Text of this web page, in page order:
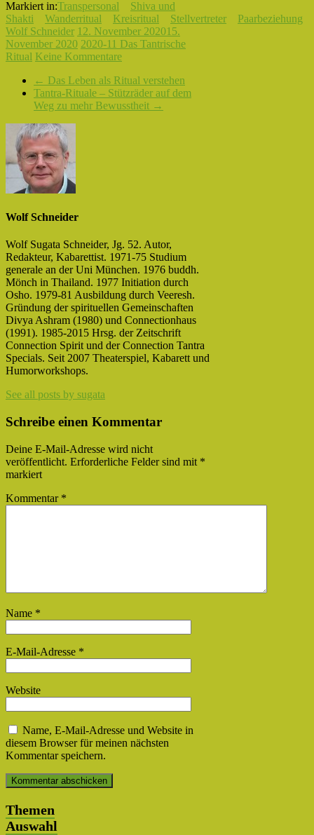
Markiert in:Transpersonal
Shiva und
Shakti
Wanderritual Kreisritual Stellvertreter
Paarbeziehung
Wolf Schneider 12. November 202015.
November 2020 2020-11 Das Tantrische
Ritual Keine Kommentare
← Das Leben als Ritual verstehen
Tantra-Rituale – Stützräder auf dem
Weg zu mehr Bewusstheit →
Wolf Schneider
Wolf Sugata Schneider, Jg. 52. Autor,
Redakteur, Kabarettist. 1971-75 Studium
generale an der Uni München. 1976 buddh.
Mönch in Thailand. 1977 Initiation durch
Osho. 1979-81 Ausbildung durch Veeresh.
Gründung der spirituellen Gemeinschaften
Divya Ashram (1980) und Connectionhaus
(1991). 1985-2015 Hrsg. der Zeitschrift
Connection Spirit und der Connection Tantra
Specials. Seit 2007 Theaterspiel, Kabarett und
Humorworkshops.
See all posts by sugata
Schreibe einen Kommentar
Deine E-Mail-Adresse wird nicht
veröffentlicht. Erforderliche Felder sind mit *
markiert
Kommentar *
Name *
E-Mail-Adresse *
Website
Name, E-Mail-Adresse und Website in
diesem Browser für meinen nächsten
Kommentar speichern.
Themen
Auswahl